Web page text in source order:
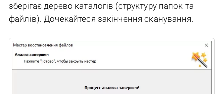
зберігає дерево каталогів (структуру папок та
файлів). Дочекайтеся закінчення сканування.